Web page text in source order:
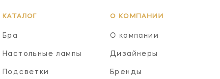
КАТАЛОГ
Бра
Настольные лампы
Подсветки
О КОМПАНИИ
О компании
Дизайнеры
Бренды